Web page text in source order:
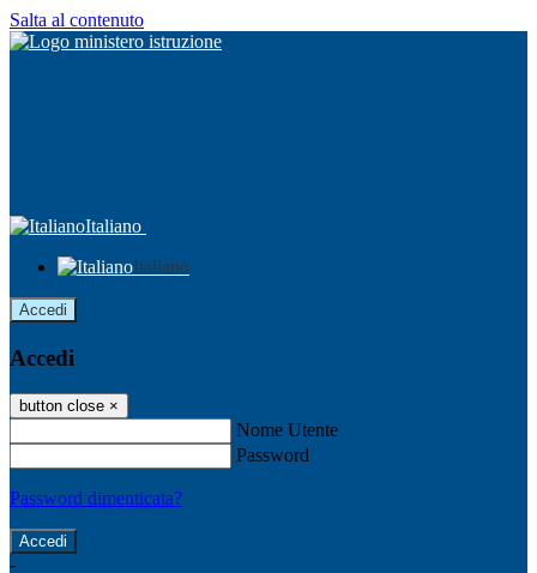
Salta al contenuto
Italiano
Italiano
Accedi
Accedi
button close ×
Nome Utente
Password
Password dimenticata?
-